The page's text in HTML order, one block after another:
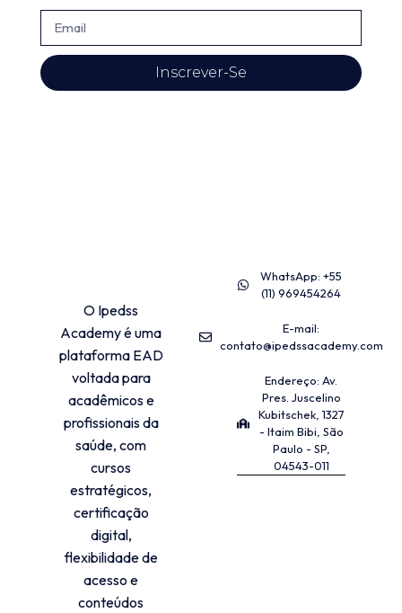
Inscrever-Se
O Ipedss
Academy é uma
plataforma EAD
voltada para
acadêmicos e
profissionais da
saúde, com
cursos
estratégicos,
certificação
digital,
flexibilidade de
acesso e
conteúdos
WhatsApp: +55
(11) 969454264
E-mail:
contato@ipedssacademy.com
Endereço: Av.
Pres. Juscelino
Kubitschek, 1327
- Itaim Bibi, São
Paulo - SP,
04543-011